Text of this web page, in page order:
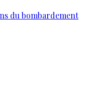
du bombardement